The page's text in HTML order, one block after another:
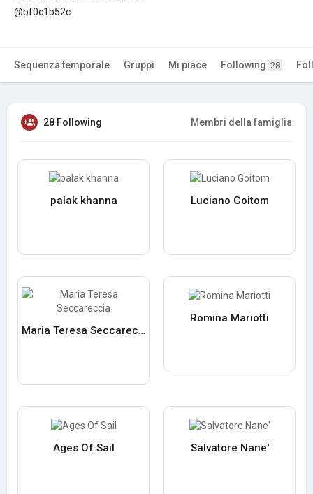
@bf0c1b52c
Sequenza temporale Gruppi Mi piace Following 28
28 Following Membri della famiglia
palak khanna Luciano Goitom
Maria Teresa Seccareccia
Romina Mariotti
Ages Of Sail Salvatore Nane'